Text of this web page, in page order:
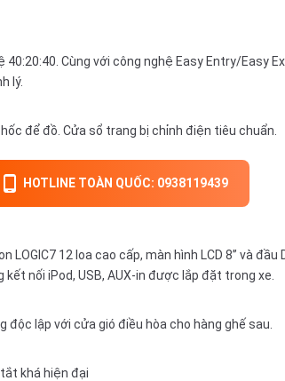
Cùng với công nghệ Easy Entry/Easy
lý.
để đồ. Cửa sổ trang bị chỉnh điện tiêu chuẩn.
HOTLINE TOÀN QUỐC: 0938119439
12 loa cao cấp, màn hình LCD 8’’ và
nối iPod, USB, AUX-in được lắp đặt trong xe.
lập với cửa gió điều hòa cho hàng ghế sau.
khá hiện đại